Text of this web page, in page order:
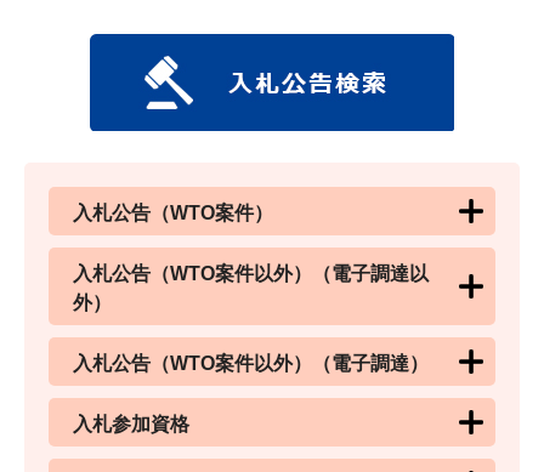
入札公告（WTO案件）
入札公告（WTO案件以外）（電子調達以
外）
入札公告（WTO案件以外）（電子調達）
入札参加資格